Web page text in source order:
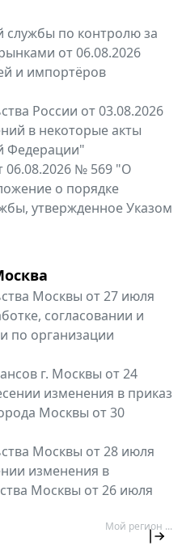
по контролю за
от 06.08.2026
и импортёров
России от 03.08.2026
в некоторые акты
Федерации"
06.08.2026 № 569 "О
о порядке
утвержденное Указом
Москвы от 27 июля
согласовании и
по организации
г. Москвы от 24
изменения в приказ
Москвы от 30
Москвы от 28 июля
изменения в
Москвы от 26 июля
Мой регион ...